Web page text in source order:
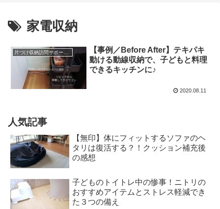
家電収納
【事例／Before After】テキパキ
動ける動線収納で、子どもと料理
できるキッチンに♪
2020.08.11
人気記事
【無印】体にフィットするソファのヘ
タリは復活する？！クッション補充後
の感想
子どものトイトレ中の惨事！ニトリの
おすすめアイテムとストレス軽減でき
た３つの備え